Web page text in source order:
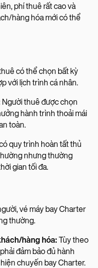
phí thuê rất cao và
hàng hóa mới có thể
có thể chọn bất kỳ
với lịch trình cá nhân.
Người thuê được chọn
hành trình thoải mái
toàn.
quy trình hoàn tất thủ
nhưng thường
gian tối đa.
vé máy bay Charter
thường.
hàng hóa: Tùy theo
đảm bảo đủ hành
chuyến bay Charter.